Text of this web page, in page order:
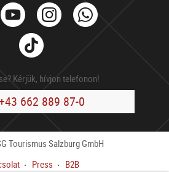
YoutubeInstagram
Tik
Tok
Kérjük, hívjon telefonon!
662 889 87-0
Tourismus Salzburg GmbH
Press B2B